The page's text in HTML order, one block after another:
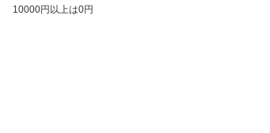
10000円以上は0円